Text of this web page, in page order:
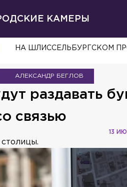
КАМЕРЫ
НА ШЛИССЕЛЬБУРГСКОМ
АЛЕКСАНДР БЕГЛОВ
раздавать
связью
13